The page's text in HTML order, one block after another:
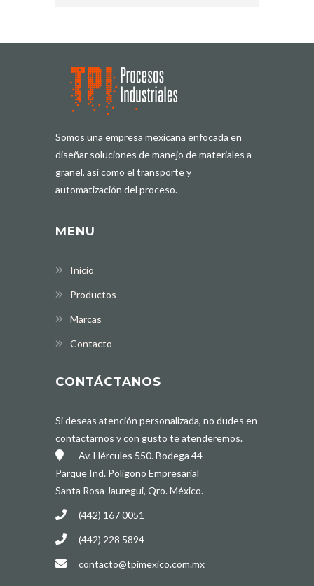
Somos una empresa mexicana enfocada en
diseñar soluciones de manejo de materiales a
granel, así como el transporte y
automatización del proceso.
MENU
Inicio
Productos
Marcas
Contacto
CONTÁCTANOS
Si deseas atención personalizada, no dudes en
contactarnos y con gusto te atenderemos.
Av. Hércules 550. Bodega 44
Parque Ind. Poligono Empresarial
Santa Rosa Jauregui, Qro. México.
(442) 167 0051
(442) 228 5894
contacto@tpimexico.com.mx